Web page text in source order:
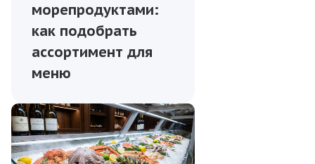
морепродуктами:
как подобрать
ассортимент для
меню